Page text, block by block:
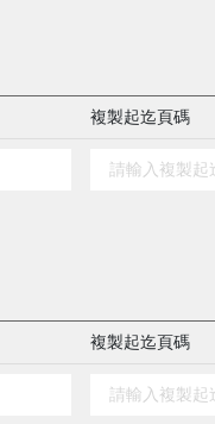
複製起迄頁碼
複製起迄頁碼